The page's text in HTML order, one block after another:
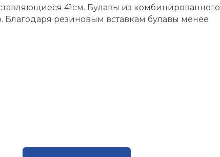
41см. Булавы из комбинированного
Благодаря резиновым вставкам булавы менее